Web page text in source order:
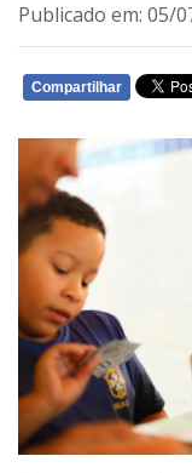
Publicado em: 05/
Compartilhar